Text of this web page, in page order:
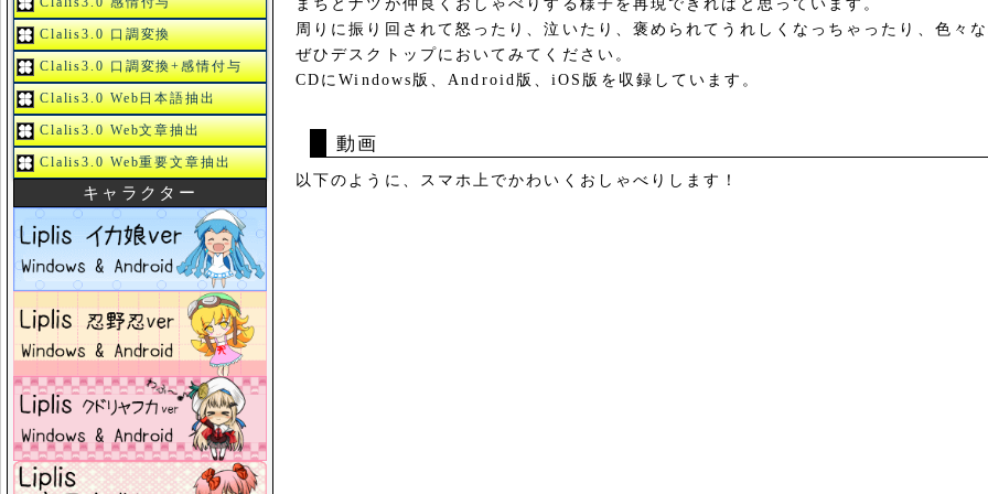
まちとナツが仲良くおしゃべりする様子を再現できればと思っています。
周りに振り回されて怒ったり、泣いたり、褒められてうれしくなっちゃったり、色々
ぜひデスクトップにおいてみてください。
CDにWindows版、Android版、iOS版を収録しています。
動画
以下のように、スマホ上でかわいくおしゃべりします！
Clalis3.0 口調変換
Clalis3.0 口調変換+感情付与
Clalis3.0 Web日本語抽出
Clalis3.0 Web文章抽出
Clalis3.0 Web重要文章抽出
キャラクター